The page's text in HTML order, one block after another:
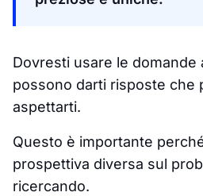
Dovresti usare le domande
possono darti risposte che
aspettarti.
Questo è importante
prospettiva diversa sul
ricercando.